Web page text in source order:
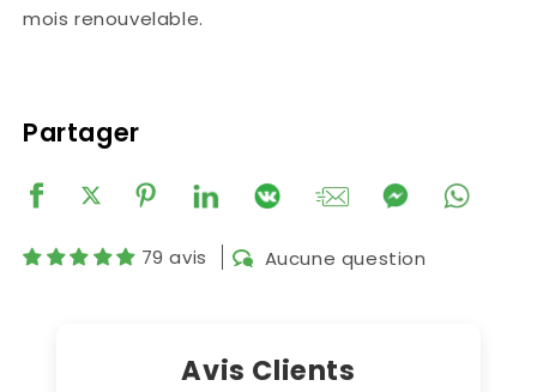
mois renouvelable.
Partager
79 avis Aucune question
Avis Clients